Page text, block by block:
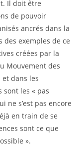
Il doit être
de pouvoir
ancrés dans la
exemples de ce
créées par la
Mouvement des
dans les
sont les « pas
ne s’est pas encore
en train de se
sont ce que
».